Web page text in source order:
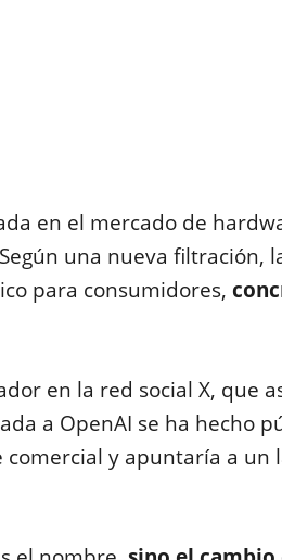
en el mercado de
una nueva filtración,
para consumidores,
en la red social X, que
a OpenAI se ha hecho
y apuntaría a un